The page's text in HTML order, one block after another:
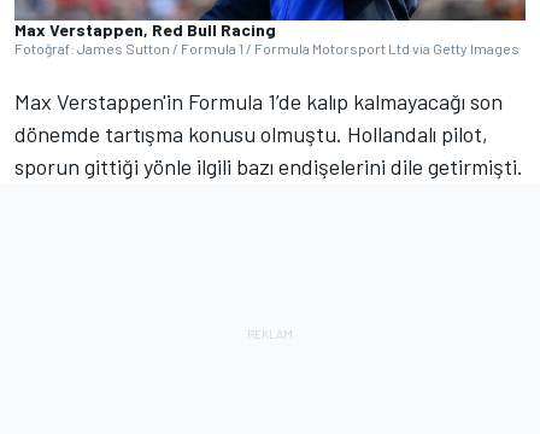
Max Verstappen, Red Bull Racing
Fotoğraf: James Sutton / Formula 1 / Formula Motorsport Ltd via Getty Images
Max Verstappen'in Formula 1’de kalıp kalmayacağı son
dönemde tartışma konusu olmuştu. Hollandalı pilot,
sporun gittiği yönle ilgili bazı endişelerini dile getirmişti.